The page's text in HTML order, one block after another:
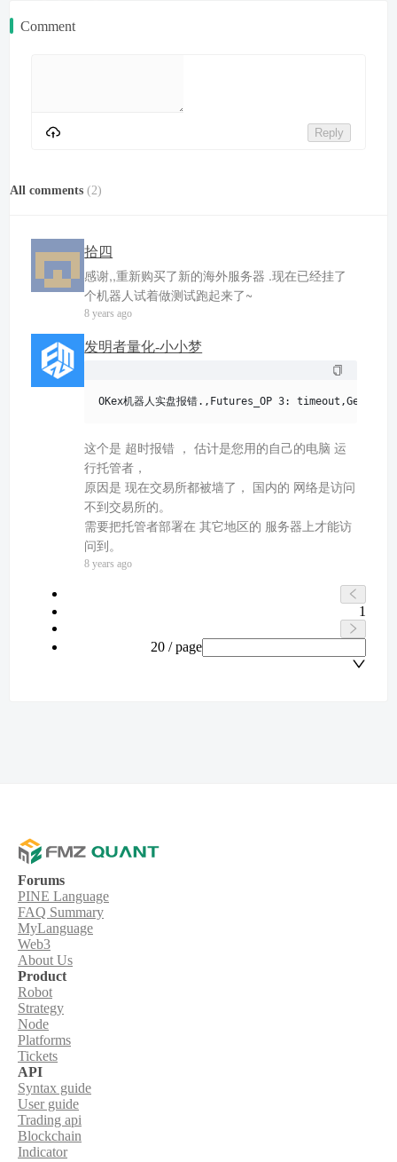
Comment
Reply
All comments (2)
拾四
感谢,,重新购买了新的海外服务器 .现在已经挂了
个机器人试着做测试跑起来了~
8 years ago
发明者量化-小小梦
这个是 超时报错 ， 估计是您用的自己的电脑 运
行托管者，
原因是 现在交易所都被墙了， 国内的 网络是访问
不到交易所的。
需要把托管者部署在 其它地区的 服务器上才能访
问到。
8 years ago
1
20 / page
Forums
PINE Language
FAQ Summary
MyLanguage
Web3
About Us
Product
Robot
Strategy
Node
Platforms
Tickets
API
Syntax guide
User guide
Trading api
Blockchain
Indicator